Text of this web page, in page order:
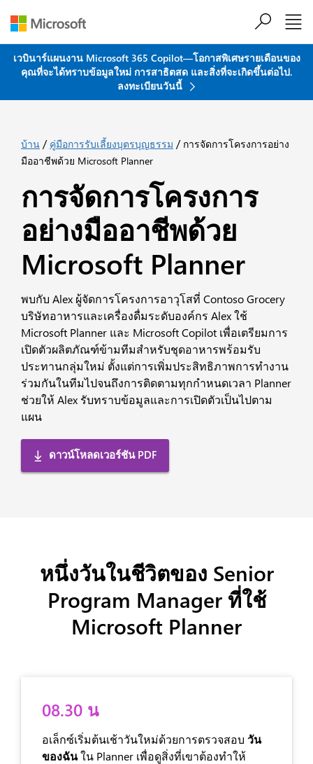
เวบินาร์แผนงาน Microsoft 365 Copilot—โอกาสพิเศษรายเดือนของ
คุณที่จะได้ทราบข้อมูลใหม่ การสาธิตสด และสิ่งที่จะเกิดขึ้นต่อไป.
ลงทะเบียนวันนี้
บ้าน / คู่มือการรับเลี้ยงบุตรบุญธรรม / การจัดการโครงการอย่าง
มืออาชีพด้วย Microsoft Planner
การจัดการโครงการ
อย่างมืออาชีพด้วย
Microsoft Planner
พบกับ Alex ผู้จัดการโครงการอาวุโสที่ Contoso Grocery
บริษัทอาหารและเครื่องดื่มระดับองค์กร Alex ใช้
Microsoft Planner และ Microsoft Copilot เพื่อเตรียมการ
เปิดตัวผลิตภัณฑ์ข้ามทีมสำหรับชุดอาหารพร้อมรับ
ประทานกลุ่มใหม่ ตั้งแต่การเพิ่มประสิทธิภาพการทำงาน
ร่วมกันในทีมไปจนถึงการติดตามทุกกำหนดเวลา Planner
ช่วยให้ Alex รับทราบข้อมูลและการเปิดตัวเป็นไปตาม
แผน
ดาวน์โหลดเวอร์ชัน PDF
หนึ่งวันในชีวิตของ Senior
Program Manager ที่ใช้
Microsoft Planner
08.30 น
อเล็กซ์เริ่มต้นเช้าวันใหม่ด้วยการตรวจสอบ วัน
ของฉันใน Planner เพื่อดูสิ่งที่เขาต้องทำให้